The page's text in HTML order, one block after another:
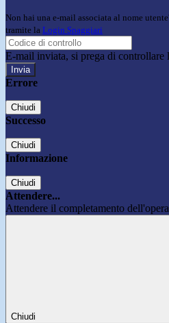
Non hai una e-mail associata al nome
tramite la Login Spaggiari
E-mail inviata, si prega di controllare
Errore
Chiudi
Successo
Chiudi
Informazione
Chiudi
Attendere...
Attendere il completamento
Chiudi